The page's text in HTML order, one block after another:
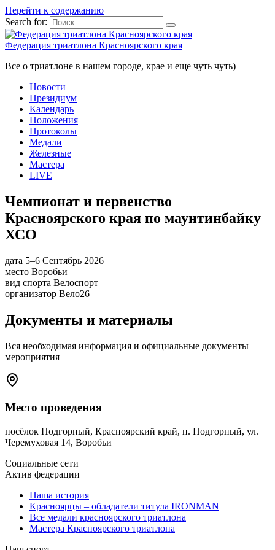
Перейти к содержанию
Search for:
Федерация триатлона Красноярского края
Все о триатлоне в нашем городе, крае и еще чуть чуть)
Новости
Президиум
Календарь
Положения
Протоколы
Медали
Железные
Мастера
LIVE
Чемпионат и первенство
Красноярского края по маунтинбайку
ХСО
дата 5–6 Сентябрь 2026
место Воробьи
вид спорта Велоспорт
организатор Вело26
Документы и материалы
Вся необходимая информация и официальные документы
мероприятия
Место проведения
посёлок Подгорный, Красноярский край, п. Подгорный, ул.
Черемуховая 14, Воробьи
Социальные сети
Актив федерации
Наша история
Красноярцы – обладатели титула IRONMAN
Все медали красноярского триатлона
Мастера Красноярского триатлона